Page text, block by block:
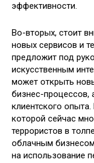
эффективности.
Во-вторых, стоит
новых сервисов и
предложит под
искусственным
может открыть
бизнес-процессов,
клиентского
которой сейчас
террористов в
облачным
на использование